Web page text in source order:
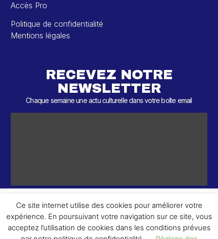
Accès Pro
Politique de confidentialité
Mentions légales
RECEVEZ NOTRE
NEWSLETTER
Chaque semaine une actu culturelle dans votre boîte email
© 2026 – 2 ème Round – Tous droits réservés.
Ce site internet utilise des cookies pour améliorer votre
expérience. En poursuivant votre navigation sur ce site, vous
acceptez l’utilisation de cookies dans les conditions prévues